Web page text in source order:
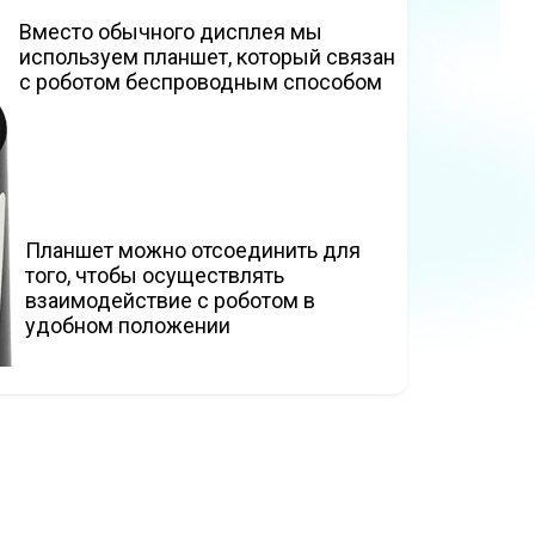
Планшет можно отсоединить для
того, чтобы осуществлять
взаимодействие с роботом в
удобном положении
Вместо обычного дисплея мы
используем планшет, который связан
с роботом беспроводным способом